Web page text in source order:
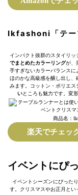
Ikfashoni「テー
インパクト抜群のスタイリ
でまとめたカラーリングが、
手すぎないカラーバランス
ほのかな高級感を醸し出し
みます。コットン・ポリエス
いところも魅力です。変
商品名：
楽天でチェッ
イベントにぴ
イベントシーズンにぴった
す。クリスマスやお正月と